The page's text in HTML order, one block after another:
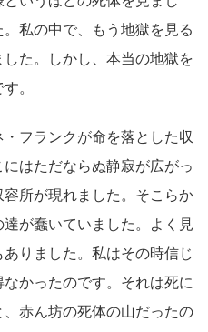
私の中で、もう地獄を見る
た。しかし、本当の地獄を
。
フランクが命を落とした収
はただならぬ静寂が広がっ
所が現れました。そこらか
が蠢いていました。よく見
りました。私はその時信じ
かったのです。それは死に
赤ん坊の死体の山だったの